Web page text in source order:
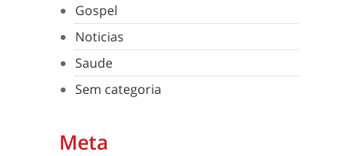
Gospel
Noticias
Saude
Sem categoria
Meta